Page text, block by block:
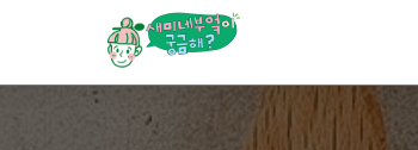
요리가 쉬워지는 부엌